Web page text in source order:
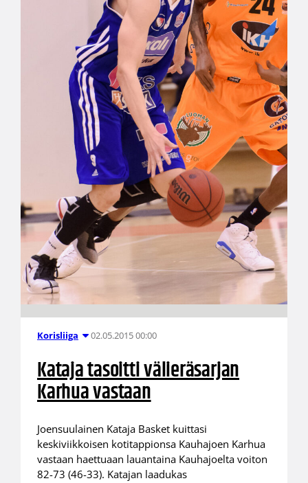
Korisliiga 02.05.2015 00:00
Kataja tasoitti välieräsarjan
Karhua vastaan
Joensuulainen Kataja Basket kuittasi
keskiviikkoisen kotitappionsa Kauhajoen Karhua
vastaan haettuaan lauantaina Kauhajoelta voiton
82-73 (46-33). Katajan laadukas